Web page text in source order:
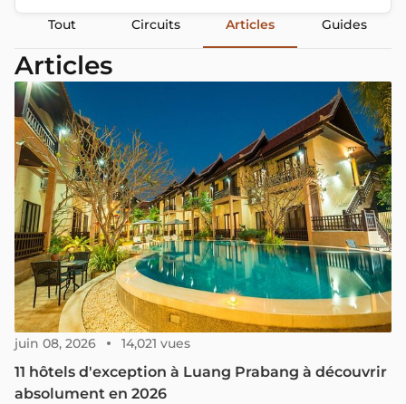
Tout Circuits Articles Guides
Articles
juin 08, 2026 14,021 vues
11 hôtels d'exception à Luang Prabang à découvrir
absolument en 2026